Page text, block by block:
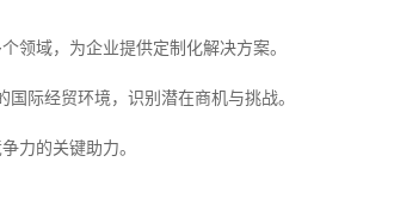
领域，为企业提供定制化解决方案。
际经贸环境，识别潜在商机与挑战。
力的关键助力。